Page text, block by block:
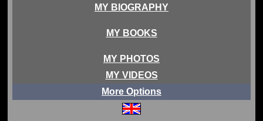
MY BIOGRAPHY
MY BOOKS
MY PHOTOS
MY VIDEOS
More Options